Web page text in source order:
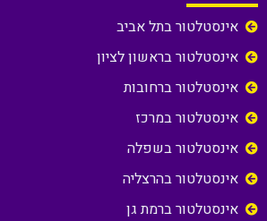
אינסטלטור בתל אביב
אינסטלטור בראשון לציון
אינסטלטור ברחובות
אינסטלטור במרכז
אינסטלטור בשפלה
אינסטלטור בהרצליה
אינסטלטור ברמת גן